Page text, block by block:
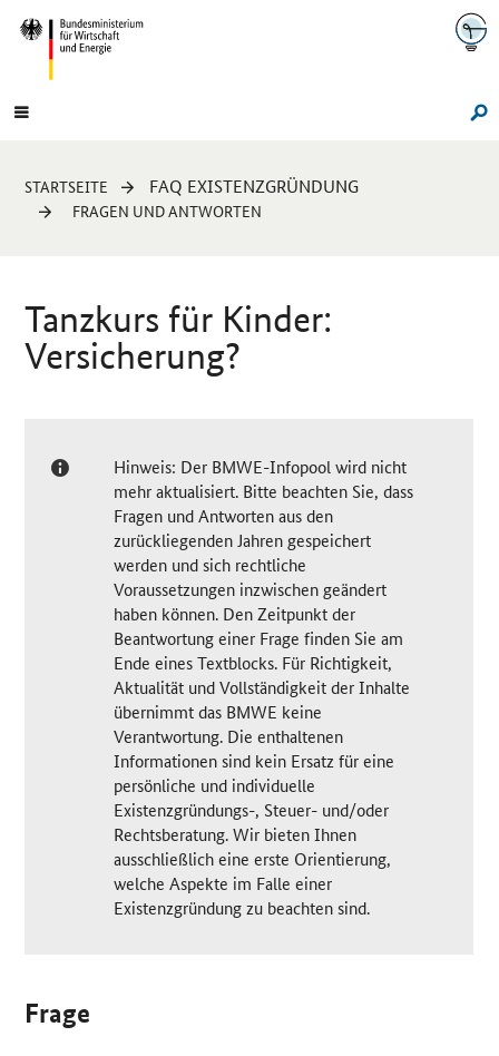
Navigation
Hauptmenü
Sie
sind
STARTSEITE FAQ EXISTENZGRÜNDUNG
FRAGEN UND ANTWORTEN
Tanzkurs für Kinder:
Versicherung?
Hinweis: Der BMWE-Infopool wird nicht
mehr aktualisiert. Bitte beachten Sie, dass
Fragen und Antworten aus den
zurückliegenden Jahren gespeichert
werden und sich rechtliche
Voraussetzungen inzwischen geändert
haben können. Den Zeitpunkt der
Beantwortung einer Frage finden Sie am
Ende eines Textblocks. Für Richtigkeit,
Aktualität und Vollständigkeit der Inhalte
übernimmt das BMWE keine
Verantwortung. Die enthaltenen
Informationen sind kein Ersatz für eine
persönliche und individuelle
Existenzgründungs-, Steuer- und/oder
Rechtsberatung. Wir bieten Ihnen
ausschließlich eine erste Orientierung,
welche Aspekte im Falle einer
Existenzgründung zu beachten sind.
Frage